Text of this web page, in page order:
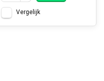
Vergelijk